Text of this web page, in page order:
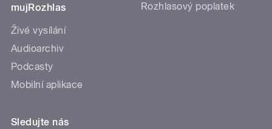
mujRozhlas
Živé vysílání
Audioarchiv
Podcasty
Mobilní aplikace
Rozhlasový poplatek
Sledujte nás